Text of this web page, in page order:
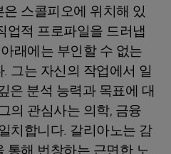
스콜피오에 위치해 있
업적 프로파일을 드러냅
래에는 부인할 수 없는
그는 자신의 작업에서 일
은 분석 능력과 목표에 대
의 관심사는 의학, 금융
치합니다. 갈리아노는 감